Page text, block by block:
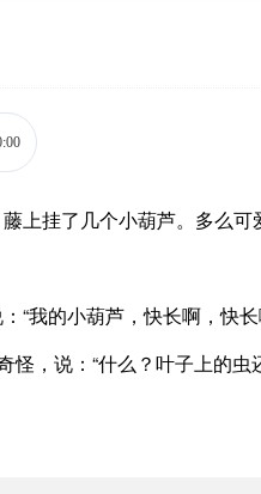
上挂了几个小葫芦。多么
“我的小葫芦，快长啊，快
，说：“什么？叶子上的虫